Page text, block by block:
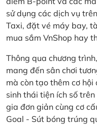
sử dụng các dịch vụ
Taxi, đặt vé máy bay,
mua sắm VnShop hay
Thông qua chương
mang đến sân chơi
mà còn tạo thêm cơ
sinh thái tiện ích số
gia đơn giản cùng cơ
Goal - Sút bóng trúng